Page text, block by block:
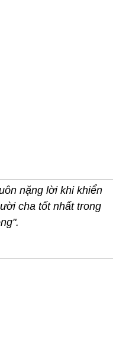
nặng lời khi khiển
cha tốt nhất trong